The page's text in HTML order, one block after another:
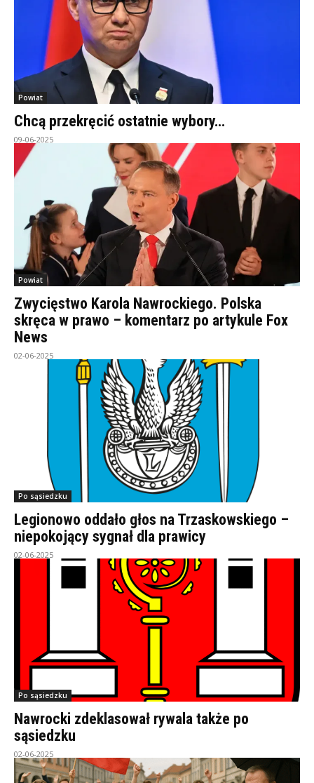
Powiat
Chcą przekręcić ostatnie wybory…
09-06-2025
Powiat
Zwycięstwo Karola Nawrockiego. Polska
skręca w prawo – komentarz po artykule Fox
News
02-06-2025
Po sąsiedzku
Legionowo oddało głos na Trzaskowskiego –
niepokojący sygnał dla prawicy
02-06-2025
Po sąsiedzku
Nawrocki zdeklasował rywala także po
sąsiedzku
02-06-2025